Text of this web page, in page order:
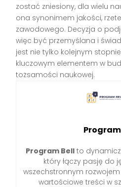
zostać zniesiony, dla wielu
ona synonimem jakości,
zawodowego. Decyzja o
więc być przemyślana i
jest nie tylko kolejnym
kluczowym elementem w
tożsamości naukowej.
Program Bellto
który łączy pasję do
wszechstronnym
wartościowe treści w